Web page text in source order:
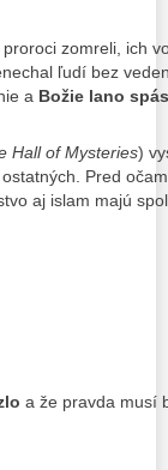
zomreli, ich
ľudí bez
a Božie lano
Hall of Mysteries)
Pred
aj islam majú
a že pravda musí